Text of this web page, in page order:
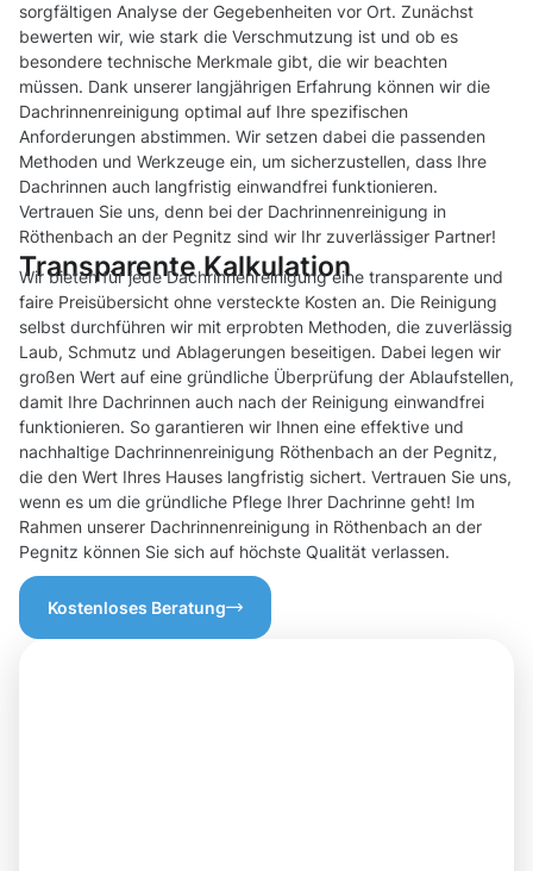
sorgfältigen Analyse der Gegebenheiten vor Ort. Zunächst
bewerten wir, wie stark die Verschmutzung ist und ob es
besondere technische Merkmale gibt, die wir beachten
müssen. Dank unserer langjährigen Erfahrung können wir die
Dachrinnenreinigung optimal auf Ihre spezifischen
Anforderungen abstimmen. Wir setzen dabei die passenden
Methoden und Werkzeuge ein, um sicherzustellen, dass Ihre
Dachrinnen auch langfristig einwandfrei funktionieren.
Vertrauen Sie uns, denn bei der Dachrinnenreinigung in
Röthenbach an der Pegnitz sind wir Ihr zuverlässiger Partner!
Transparente Kalkulation
Wir bieten für jede Dachrinnenreinigung eine transparente und
faire Preisübersicht ohne versteckte Kosten an. Die Reinigung
selbst durchführen wir mit erprobten Methoden, die zuverlässig
Laub, Schmutz und Ablagerungen beseitigen. Dabei legen wir
großen Wert auf eine gründliche Überprüfung der Ablaufstellen,
damit Ihre Dachrinnen auch nach der Reinigung einwandfrei
funktionieren. So garantieren wir Ihnen eine effektive und
nachhaltige Dachrinnenreinigung Röthenbach an der Pegnitz,
die den Wert Ihres Hauses langfristig sichert. Vertrauen Sie uns,
wenn es um die gründliche Pflege Ihrer Dachrinne geht! Im
Rahmen unserer Dachrinnenreinigung in Röthenbach an der
Pegnitz können Sie sich auf höchste Qualität verlassen.
Kostenloses Beratung